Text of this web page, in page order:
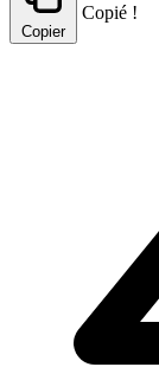
Copier
Copié !